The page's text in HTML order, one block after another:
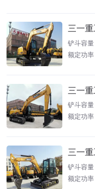
三一
铲斗容
额定功
三一
铲斗容
额定功
三一
铲斗容
额定功